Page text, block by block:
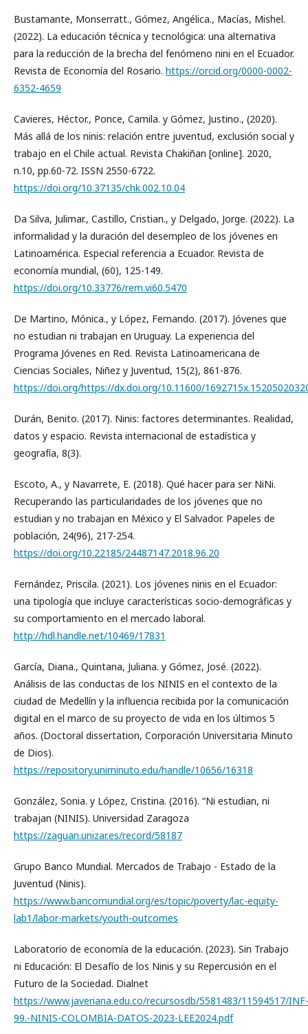
Bustamante, Monserratt., Gómez, Angélica., Macías, Mishel.
(2022). La educación técnica y tecnológica: una alternativa
para la reducción de la brecha del fenómeno nini en el Ecuador.
Revista de Economía del Rosario. https://orcid.org/0000-0002-
6352-4659
Cavieres, Héctor., Ponce, Camila. y Gómez, Justino., (2020).
Más allá de los ninis: relación entre juventud, exclusión social y
trabajo en el Chile actual. Revista Chakiñan [online]. 2020,
n.10, pp.60-72. ISSN 2550-6722.
https://doi.org/10.37135/chk.002.10.04
Da Silva, Julimar., Castillo, Cristian., y Delgado, Jorge. (2022). La
informalidad y la duración del desempleo de los jóvenes en
Latinoamérica. Especial referencia a Ecuador. Revista de
economía mundial, (60), 125-149.
https://doi.org/10.33776/rem.vi60.5470
De Martino, Mónica., y López, Fernando. (2017). Jóvenes que
no estudian ni trabajan en Uruguay. La experiencia del
Programa Jóvenes en Red. Revista Latinoamericana de
Ciencias Sociales, Niñez y Juventud, 15(2), 861-876.
https://doi.org/https://dx.doi.org/10.11600/
Durán, Benito. (2017). Ninis: factores determinantes. Realidad,
datos y espacio. Revista internacional de estadística y
geografía, 8(3).
Escoto, A., y Navarrete, E. (2018). Qué hacer para ser NiNi.
Recuperando las particularidades de los jóvenes que no
estudian y no trabajan en México y El Salvador. Papeles de
población, 24(96), 217-254.
https://doi.org/10.22185/24487147.2018.96.20
Fernández, Priscila. (2021). Los jóvenes ninis en el Ecuador:
una tipología que incluye características socio-demográficas y
su comportamiento en el mercado laboral.
http://hdl.handle.net/10469/17831
García, Diana., Quintana, Juliana. y Gómez, José. (2022).
Análisis de las conductas de los NINIS en el contexto de la
ciudad de Medellín y la influencia recibida por la comunicación
digital en el marco de su proyecto de vida en los últimos 5
años. (Doctoral dissertation, Corporación Universitaria Minuto
de Dios).
https://repository.uniminuto.edu/handle/10656/16318
González, Sonia. y López, Cristina. (2016). “Ni estudian, ni
trabajan (NINIS). Universidad Zaragoza
https://zaguan.unizar.es/record/58187
Grupo Banco Mundial. Mercados de Trabajo - Estado de la
Juventud (Ninis).
https://www.bancomundial.org/es/topic/poverty/lac-equity-
lab1/labor-markets/youth-outcomes
Laboratorio de economía de la educación. (2023). Sin Trabajo
ni Educación: El Desafío de los Ninis y su Repercusión en el
Futuro de la Sociedad. Dialnet
https://www.javeriana.edu.co/recursosdb/5581483/11594517/INF-
99.-NINIS-COLOMBIA-DATOS-2023-LEE2024.pdf